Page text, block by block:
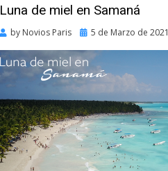
Luna de miel en Samaná
by Novios Paris
Posted
5 de Marzo de 2021